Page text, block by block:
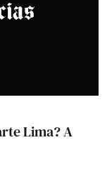
Lima? A